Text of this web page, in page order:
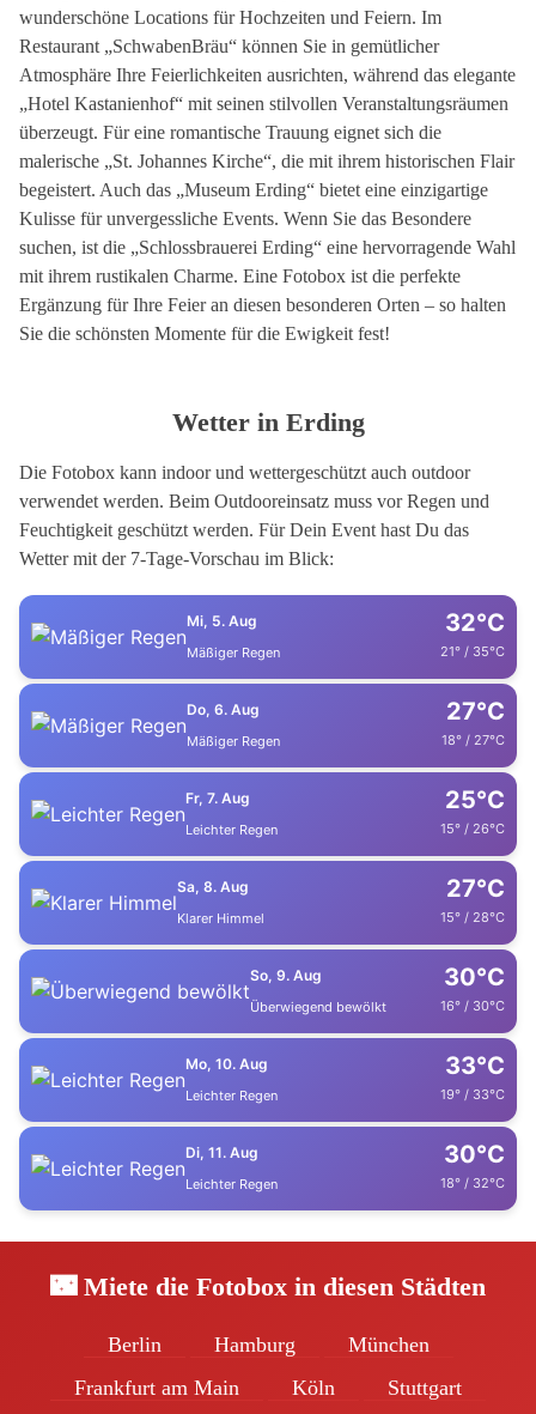
wunderschöne Locations für Hochzeiten und Feiern. Im
Restaurant „SchwabenBräu“ können Sie in gemütlicher
Atmosphäre Ihre Feierlichkeiten ausrichten, während das elegante
„Hotel Kastanienhof“ mit seinen stilvollen Veranstaltungsräumen
überzeugt. Für eine romantische Trauung eignet sich die
malerische „St. Johannes Kirche“, die mit ihrem historischen Flair
begeistert. Auch das „Museum Erding“ bietet eine einzigartige
Kulisse für unvergessliche Events. Wenn Sie das Besondere
suchen, ist die „Schlossbrauerei Erding“ eine hervorragende Wahl
mit ihrem rustikalen Charme. Eine Fotobox ist die perfekte
Ergänzung für Ihre Feier an diesen besonderen Orten – so halten
Sie die schönsten Momente für die Ewigkeit fest!
Wetter in Erding
Die Fotobox kann indoor und wettergeschützt auch outdoor
verwendet werden. Beim Outdooreinsatz muss vor Regen und
Feuchtigkeit geschützt werden. Für Dein Event hast Du das
Wetter mit der 7-Tage-Vorschau im Blick:
Mi, 5. Aug
Mäßiger Regen
32°C
21° / 35°C
Do, 6. Aug
Mäßiger Regen
27°C
18° / 27°C
Fr, 7. Aug
Leichter Regen
25°C
15° / 26°C
Sa, 8. Aug
Klarer Himmel
27°C
15° / 28°C
So, 9. Aug
Überwiegend bewölkt
30°C
16° / 30°C
Mo, 10. Aug
Leichter Regen
33°C
19° / 33°C
Di, 11. Aug
Leichter Regen
30°C
18° / 32°C
🌃 Miete die Fotobox in diesen Städten
Berlin Hamburg
München
Frankfurt am Main
Köln Stuttgart